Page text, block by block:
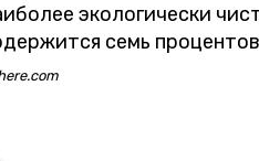
экологически
семь